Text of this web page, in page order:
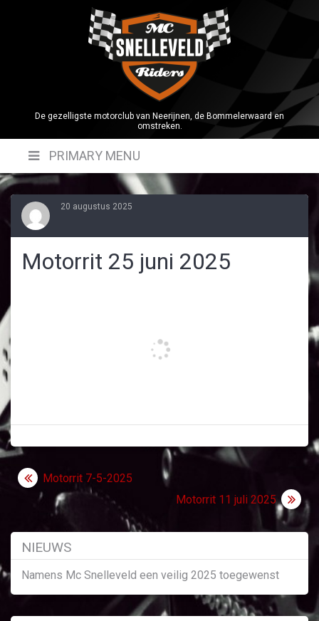
De gezelligste motorclub van Neerijnen, de Bommelerwaard en
omstreken.
PRIMARY MENU
20 augustus 2025
Motorrit 25 juni 2025
Bericht
navigatie
Motorrit 7-5-2025
Motorrit 11 juli 2025
NIEUWS
Namens Mc Snelleveld een veilig 2025 toegewenst